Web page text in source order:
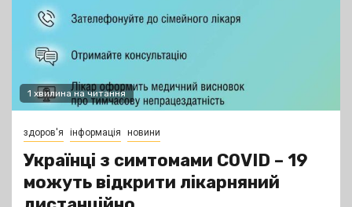
1 хвилина на читання
здоров'я інформація новини
Українці з симтомами COVID – 19
можуть відкрити лікарняний